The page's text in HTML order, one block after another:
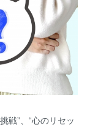
戦”、“心のリセッ